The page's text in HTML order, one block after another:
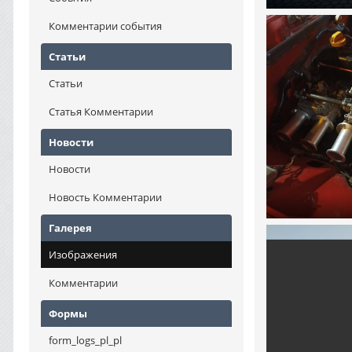
Комментарии события
Статьи
Статьи
Статья Комментарии
Новости
Новости
Новость Комментарии
Галерея
Изображения
Комментарии
Формы
form_logs_pl_pl